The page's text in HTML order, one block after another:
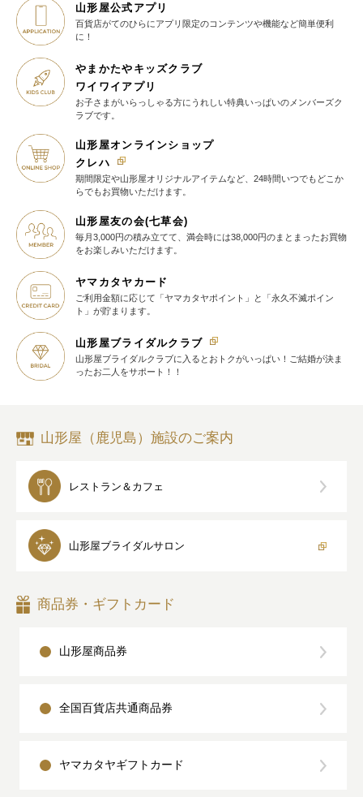
山形屋公式アプリ
百貨店がてのひらにアプリ限定のコンテンツや機能など簡単便利
に！
やまかたやキッズクラブ
ワイワイアプリ
お子さまがいらっしゃる方に うれしい特典いっぱいの メンバーズク
ラブです。
山形屋オンラインショップ
クレハ
期間限定や山形屋オリジナルアイテムなど、24時間いつでもどこか
らでもお買物いただけます。
山形屋友の会(七草会)
毎月3,000円の積み立てて、満会時には38,000円のまとまったお買物
をお楽しみいただけます。
ヤマカタヤカード
ご利用金額に応じて 「ヤマカタヤポイント」と
「永久不滅ポイン
ト」が貯まります。
山形屋ブライダルクラブ
山形屋ブライダルクラブに入ると おトクがいっぱい！ ご結婚が決ま
ったお二人をサポート！！
山形屋（鹿児島）施設のご案内
レストラン＆カフェ
山形屋ブライダルサロン
商品券・ギフトカード
山形屋商品券
全国百貨店共通商品券
ヤマカタヤギフトカード